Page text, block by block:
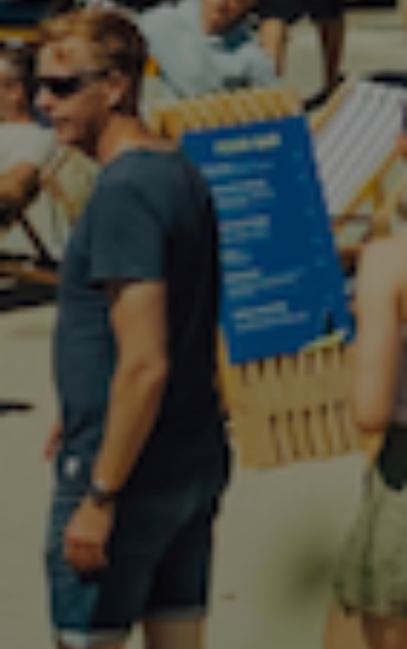
kvinder
for ekstra varme.
Til mænd finder du tilsvarende modeller i vores sortiment af
trøjer til mænd, og til børn, der bruger mange timer i solen, er
voresUV dragter til børnet godt supplement.
Bevægelsesfrihed med UV tøj til kvinder
En UV bluse til kvinder skal sidde behageligt uden at føles stram.
Den skal være let nok til, at du næsten ikke mærker den, men
dækkende nok til at give tryghed i solen. Langærmede modeller
giver ekstra beskyttelse på arme og skuldre, mens kortærmede
varianter er oplagte på de varmeste dage.
Hos HAVS er alt vores udvalg af UV tøj til damer valgt med fokus
på funktion, komfort og et roligt udtryk, der passer til et aktivt liv
tæt på naturen. Designet er enkelt og anvendeligt - skabt til
bevægelse og lange dage udendørs.
Når du vælger en UV trøje, handler det ikke kun om beskyttelse.
Det handler om at kunne blive ude lidt længere. Om at tage en
ekstra tur på boardet. Om at sidde i sandet efter badeturen uden
at tænke på, om skuldrene allerede er røde.
Hos HAVS ser vi UV tøj som en del af det aktive udeliv - ikke som
noget, der fylder, men som noget der gør det lettere at være i
naturen. Uanset om du vælger en klassisk UV bluse til
stranddagene eller kombinerer den med andet udstyr til
vandaktiviteter, får du altid hurtig levering, fri fragt over 999 kr.
og mulighed for gratis afhentning og returnering i Løkken.